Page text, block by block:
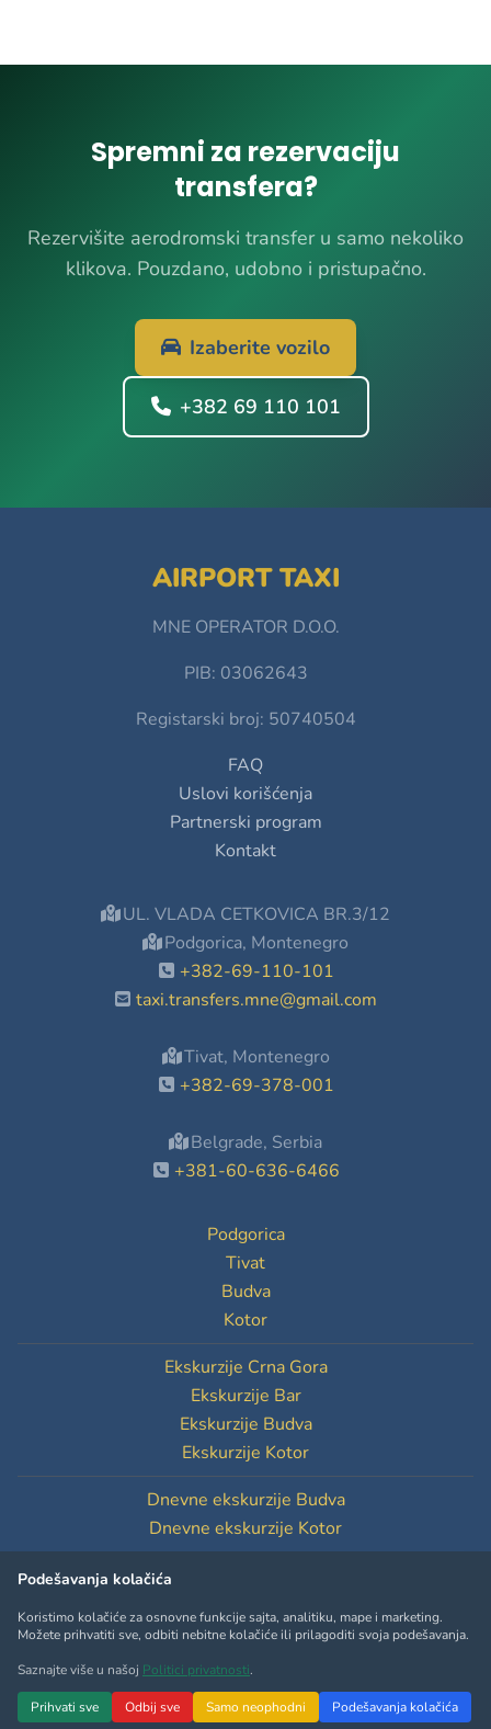
Spremni za rezervaciju
transfera?
Rezervišite aerodromski transfer u samo nekoliko
klikova. Pouzdano, udobno i pristupačno.
Izaberite vozilo
+382 69 110 101
AIRPORT TAXI
MNE OPERATOR D.O.O.
PIB: 03062643
Registarski broj: 50740504
FAQ
Uslovi korišćenja
Partnerski program
Kontakt
UL. VLADA CETKOVICA BR.3/12
Podgorica, Montenegro
+382-69-110-101
taxi.transfers.mne@gmail.com
Tivat, Montenegro
+382-69-378-001
Belgrade, Serbia
+381-60-636-6466
Podgorica
Tivat
Budva
Kotor
Ekskurzije Crna Gora
Ekskurzije Bar
Ekskurzije Budva
Ekskurzije Kotor
Dnevne ekskurzije Budva
Dnevne ekskurzije Kotor
Podešavanja kolačića
Copyright © MontenegroTourOperator.com
Podešavanja kolačića
Koristimo kolačiće za osnovne funkcije sajta, analitiku, mape i marketing.
Možete prihvatiti sve, odbiti nebitne kolačiće ili prilagoditi svoja podešavanja.
Saznajte više u našoj Politici privatnosti.
Prihvati sve Odbij sve Samo neophodni Podešavanja kolačića